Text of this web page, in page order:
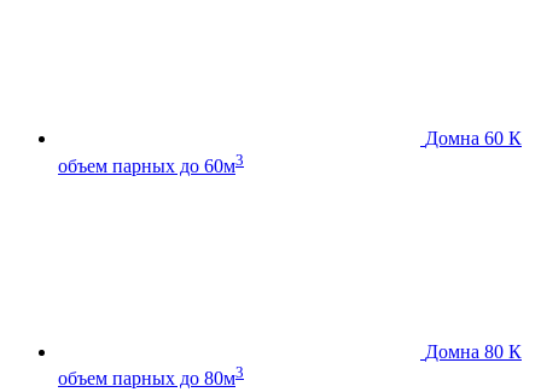
Домна 60 К
объем парных до 60м3
Домна 80 К
объем парных до 80м3